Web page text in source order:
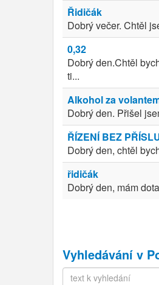
Řidičák
Dobrý večer. Chtěl
0,32
Dobrý den.Chtěl
ti...
Alkohol za
Dobrý den. Přišel
ŘÍZENÍ BEZ
Dobrý den, chtěl
řidičák
Dobrý den, mám
Vyhledávání v